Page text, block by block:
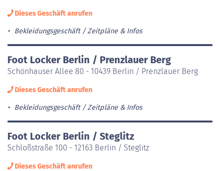
Dieses Geschäft anrufen
Bekleidungsgeschäft Zeitpläne & Infos
Foot Locker Berlin / Prenzlauer Berg
Schönhauser Allee 80 - 10439 Berlin / Prenzlauer Berg
Dieses Geschäft anrufen
Bekleidungsgeschäft Zeitpläne & Infos
Foot Locker Berlin / Steglitz
Schloßstraße 100 - 12163 Berlin / Steglitz
Dieses Geschäft anrufen